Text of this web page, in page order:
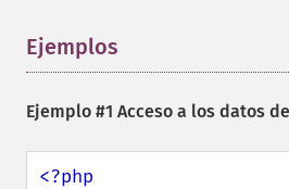
Ejemplos
Ejemplo #1 Acceso a los datos
<?php